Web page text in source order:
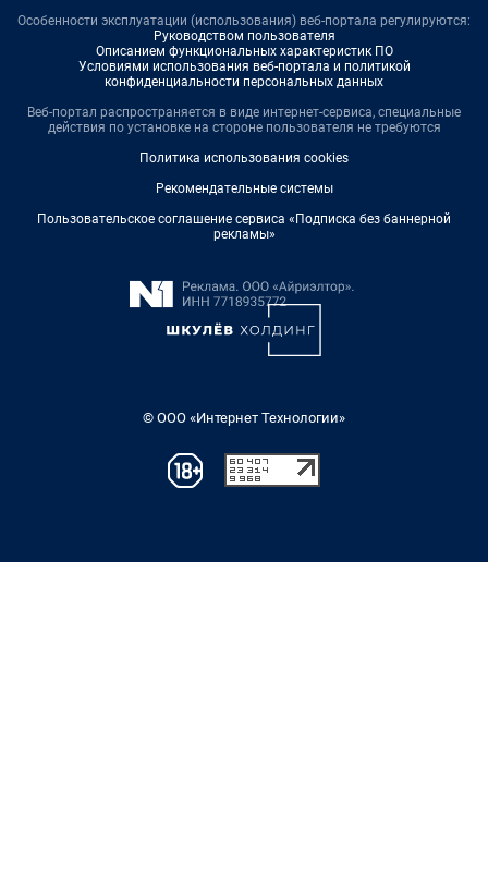
Особенности эксплуатации (использования) веб-портала регулируются:
Руководством пользователя
Описанием функциональных характеристик ПО
Условиями использования веб-портала и политикой
конфиденциальности персональных данных
Веб-портал распространяется в виде интернет-сервиса, специальные
действия по установке на стороне пользователя не требуются
Политика использования cookies
Рекомендательные системы
Пользовательское соглашение сервиса «Подписка без баннерной
рекламы»
© ООО «Интернет Технологии»